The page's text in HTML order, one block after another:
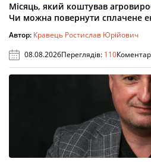
Місяць, який коштував
Чи можна повернути сплачене
Автор: Кравець Ростислав Юрійович
08.08.2026Переглядів: 110